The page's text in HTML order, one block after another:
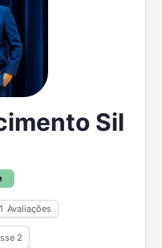
Sil
Avaliações
2